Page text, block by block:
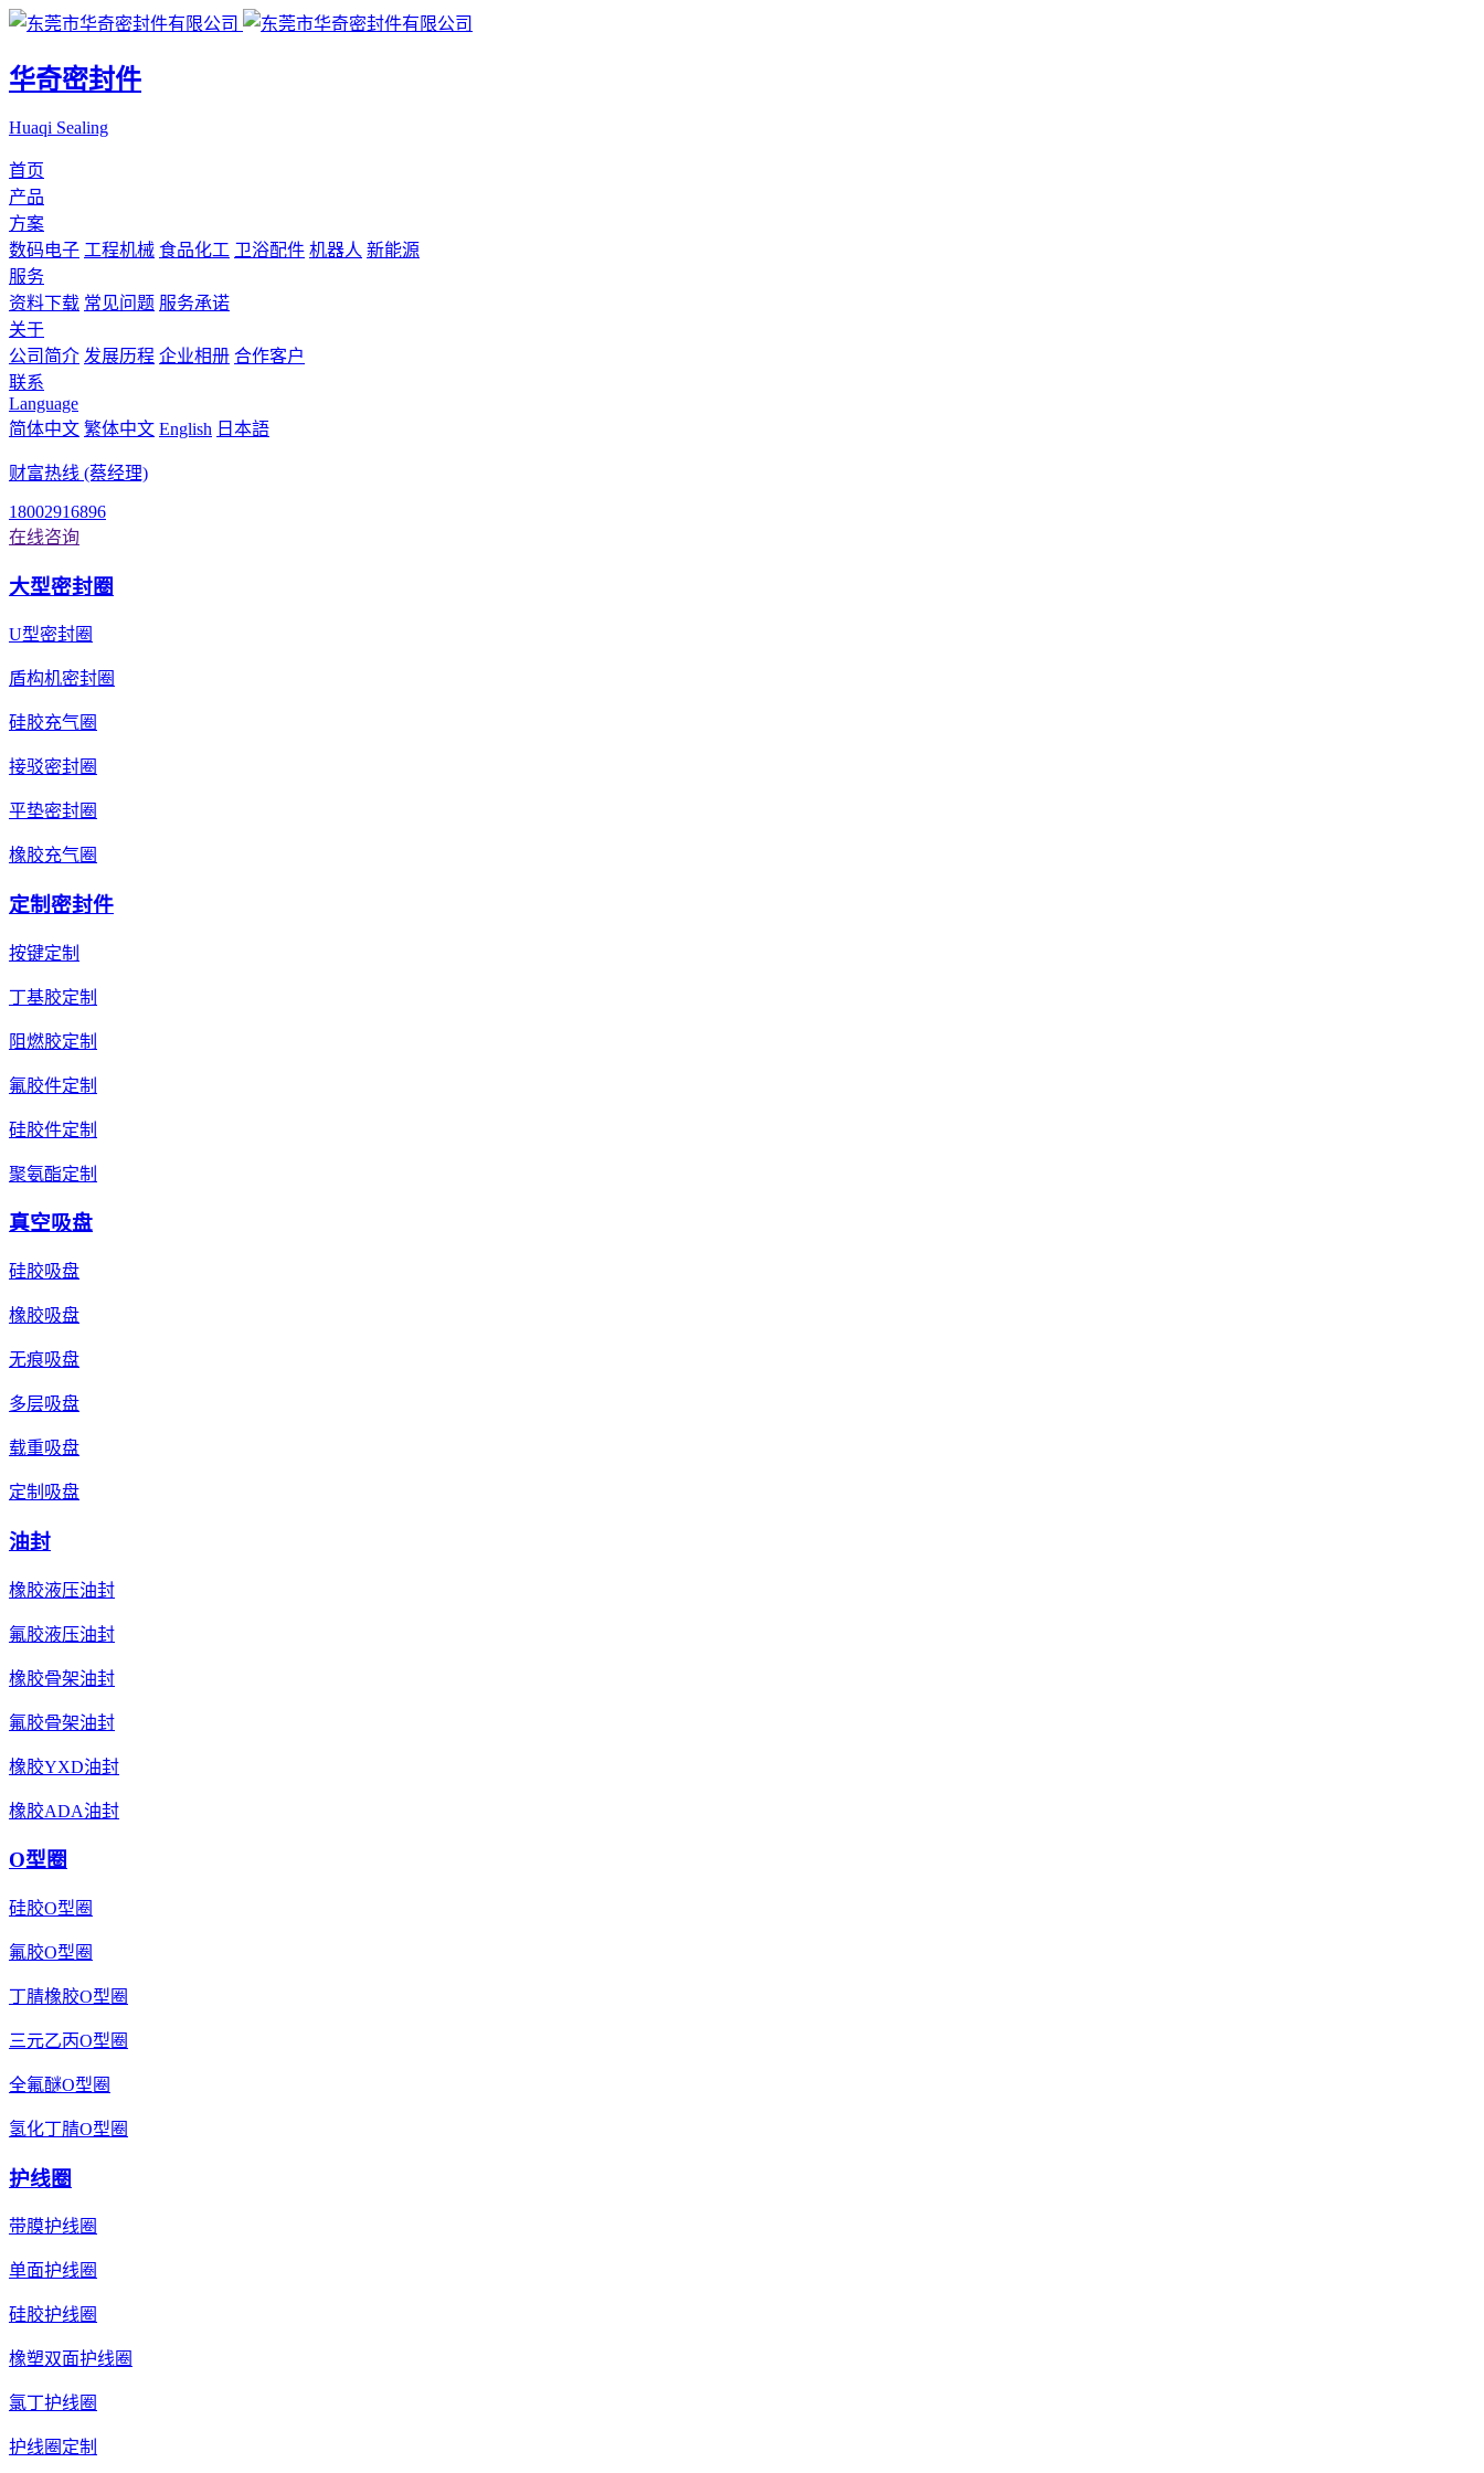
华奇密封件
Huaqi Sealing
首页
产品
方案
数码电子 工程机械 食品化工 卫浴配件 机器人 新能源
服务
资料下载 常见问题 服务承诺
关于
公司简介 发展历程 企业相册 合作客户
联系
Language
简体中文 繁体中文 English 日本語
财富热线 (蔡经理)
18002916896
在线咨询
大型密封圈
U型密封圈
盾构机密封圈
硅胶充气圈
接驳密封圈
平垫密封圈
橡胶充气圈
定制密封件
按键定制
丁基胶定制
阻燃胶定制
氟胶件定制
硅胶件定制
聚氨酯定制
真空吸盘
硅胶吸盘
橡胶吸盘
无痕吸盘
多层吸盘
载重吸盘
定制吸盘
油封
橡胶液压油封
氟胶液压油封
橡胶骨架油封
氟胶骨架油封
橡胶YXD油封
橡胶ADA油封
O型圈
硅胶O型圈
氟胶O型圈
丁腈橡胶O型圈
三元乙丙O型圈
全氟醚O型圈
氢化丁腈O型圈
护线圈
带膜护线圈
单面护线圈
硅胶护线圈
橡塑双面护线圈
氯丁护线圈
护线圈定制